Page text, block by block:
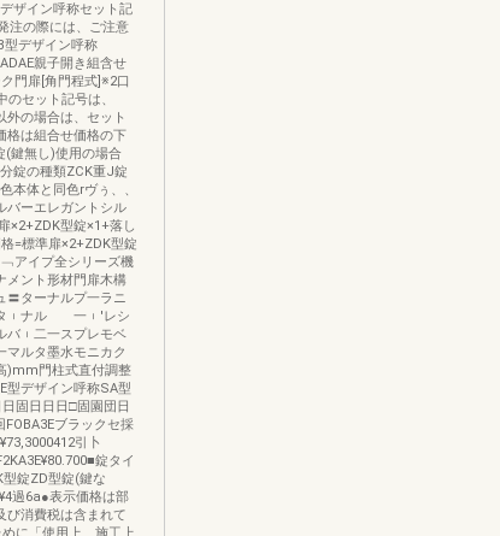
ザイン呼称セット記
注の際には、ご注意
型デザイン呼称
親子開き組含せ
門扉[角門程式]※2口
セット記号は、
外の場合は、セット
格は組合せ価格の下
(鍵無し)使用の場合
錠の種類ZCK重J錠
本体と同色rヴぅ、、
バーエレガントシル
×2+ZDK型錠×1+落し
=標準扉×2+ZDK型錠
アイプ全シリーズ機
ント形材門扉木構
ターナルプ一ラニ
︲ナル 一︲′レシ
バ︲二一スプレモベ
マルタ墨水モニカク
)mm門柱式直付調整
型デザイン呼称SA型
固日日日□固園団日
ブラックセ採
引卜
錠タイ
錠ZD型錠(鍵な
過6a●表示価格は部
び消費税は含まれて